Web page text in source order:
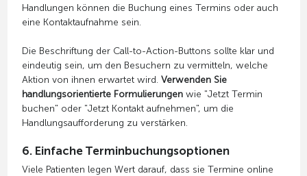
Handlungen können die Buchung eines Termins oder auch
eine Kontaktaufnahme sein.
Die Beschriftung der Call-to-Action-Buttons sollte klar und
eindeutig sein, um den Besuchern zu vermitteln, welche
Aktion von ihnen erwartet wird. Verwenden Sie
handlungsorientierte Formulierungenwie "Jetzt Termin
buchen" oder "Jetzt Kontakt aufnehmen", um die
Handlungsaufforderung zu verstärken.
6. Einfache Terminbuchungsoptionen
Viele Patienten legen Wert darauf, dass sie Termine online